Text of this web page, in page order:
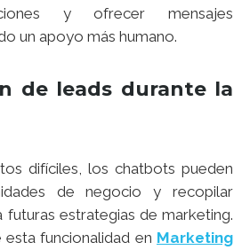
y ofrecer mensajes
un apoyo más humano.
de leads durante la
difíciles, los chatbots pueden
de negocio y recopilar
futuras estrategias de marketing.
funcionalidad en Marketing